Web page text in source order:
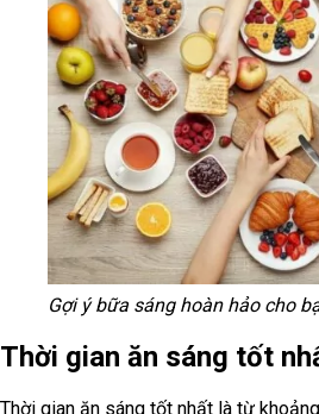
Gợi ý bữa sáng hoàn hảo cho
Thời gian ăn sáng tốt
Thời gian ăn sáng tốt nhất là từ